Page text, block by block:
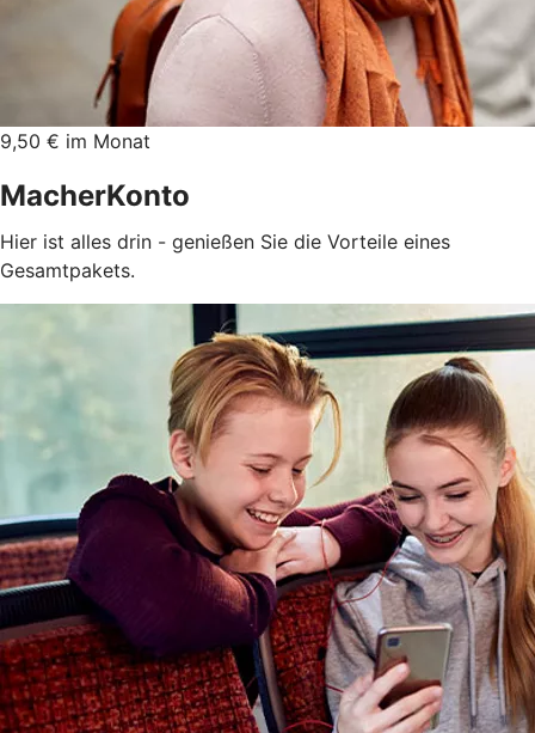
9,50 € im Monat
MacherKonto
Hier ist alles drin - genießen Sie die Vorteile eines
Gesamtpakets.